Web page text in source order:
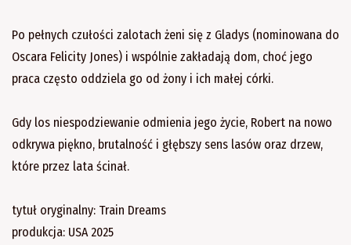
Po pełnych czułości zalotach żeni się z Gladys (nominowana do
Oscara Felicity Jones) i wspólnie zakładają dom, choć jego
praca często oddziela go od żony i ich małej córki.
Gdy los niespodziewanie odmienia jego życie, Robert na nowo
odkrywa piękno, brutalność i głębszy sens lasów oraz drzew,
które przez lata ścinał.
tytuł oryginalny: Train Dreams
produkcja: USA 2025